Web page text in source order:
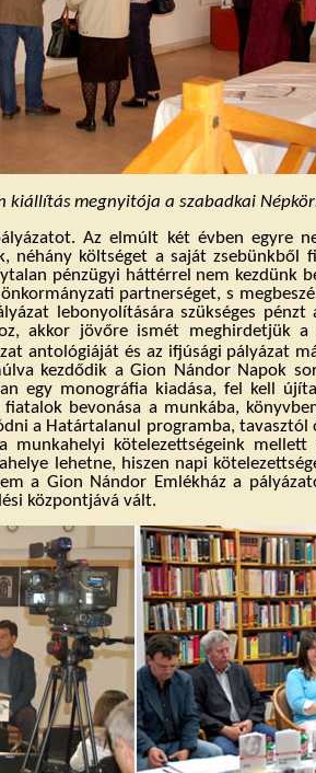
kiállításmegnyitója a szabadkai
Az elmúlt két évben egyre
néhány költséget a saját
pénzügyi háttérrel nem kezdünk
partnerséget, s
lebonyolítására szükséges pénzt
akkor jövőre ismét meghirdetjük
antológiáját és az ifjúsági pályázat
kezdődik a Gion Nándor Napok
egy monográfia kiadása, fel kell
bevonása a munkába,
a Határtalanul programba,
kötelezettségeink
lehetne, hiszen napi
a Gion Nándor Emlékház a
központjává vált.